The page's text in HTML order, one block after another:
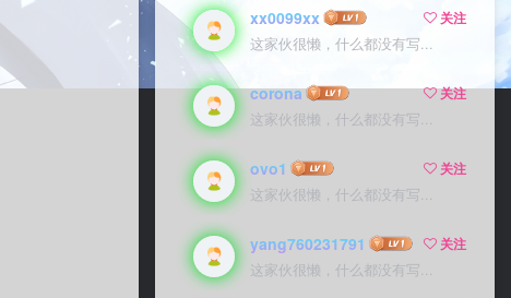
xx0099xx
关注
这家伙很懒，什么都没有写...
corona
关注
这家伙很懒，什么都没有写...
ovo1
关注
这家伙很懒，什么都没有写...
yang760231791
关注
这家伙很懒，什么都没有写...